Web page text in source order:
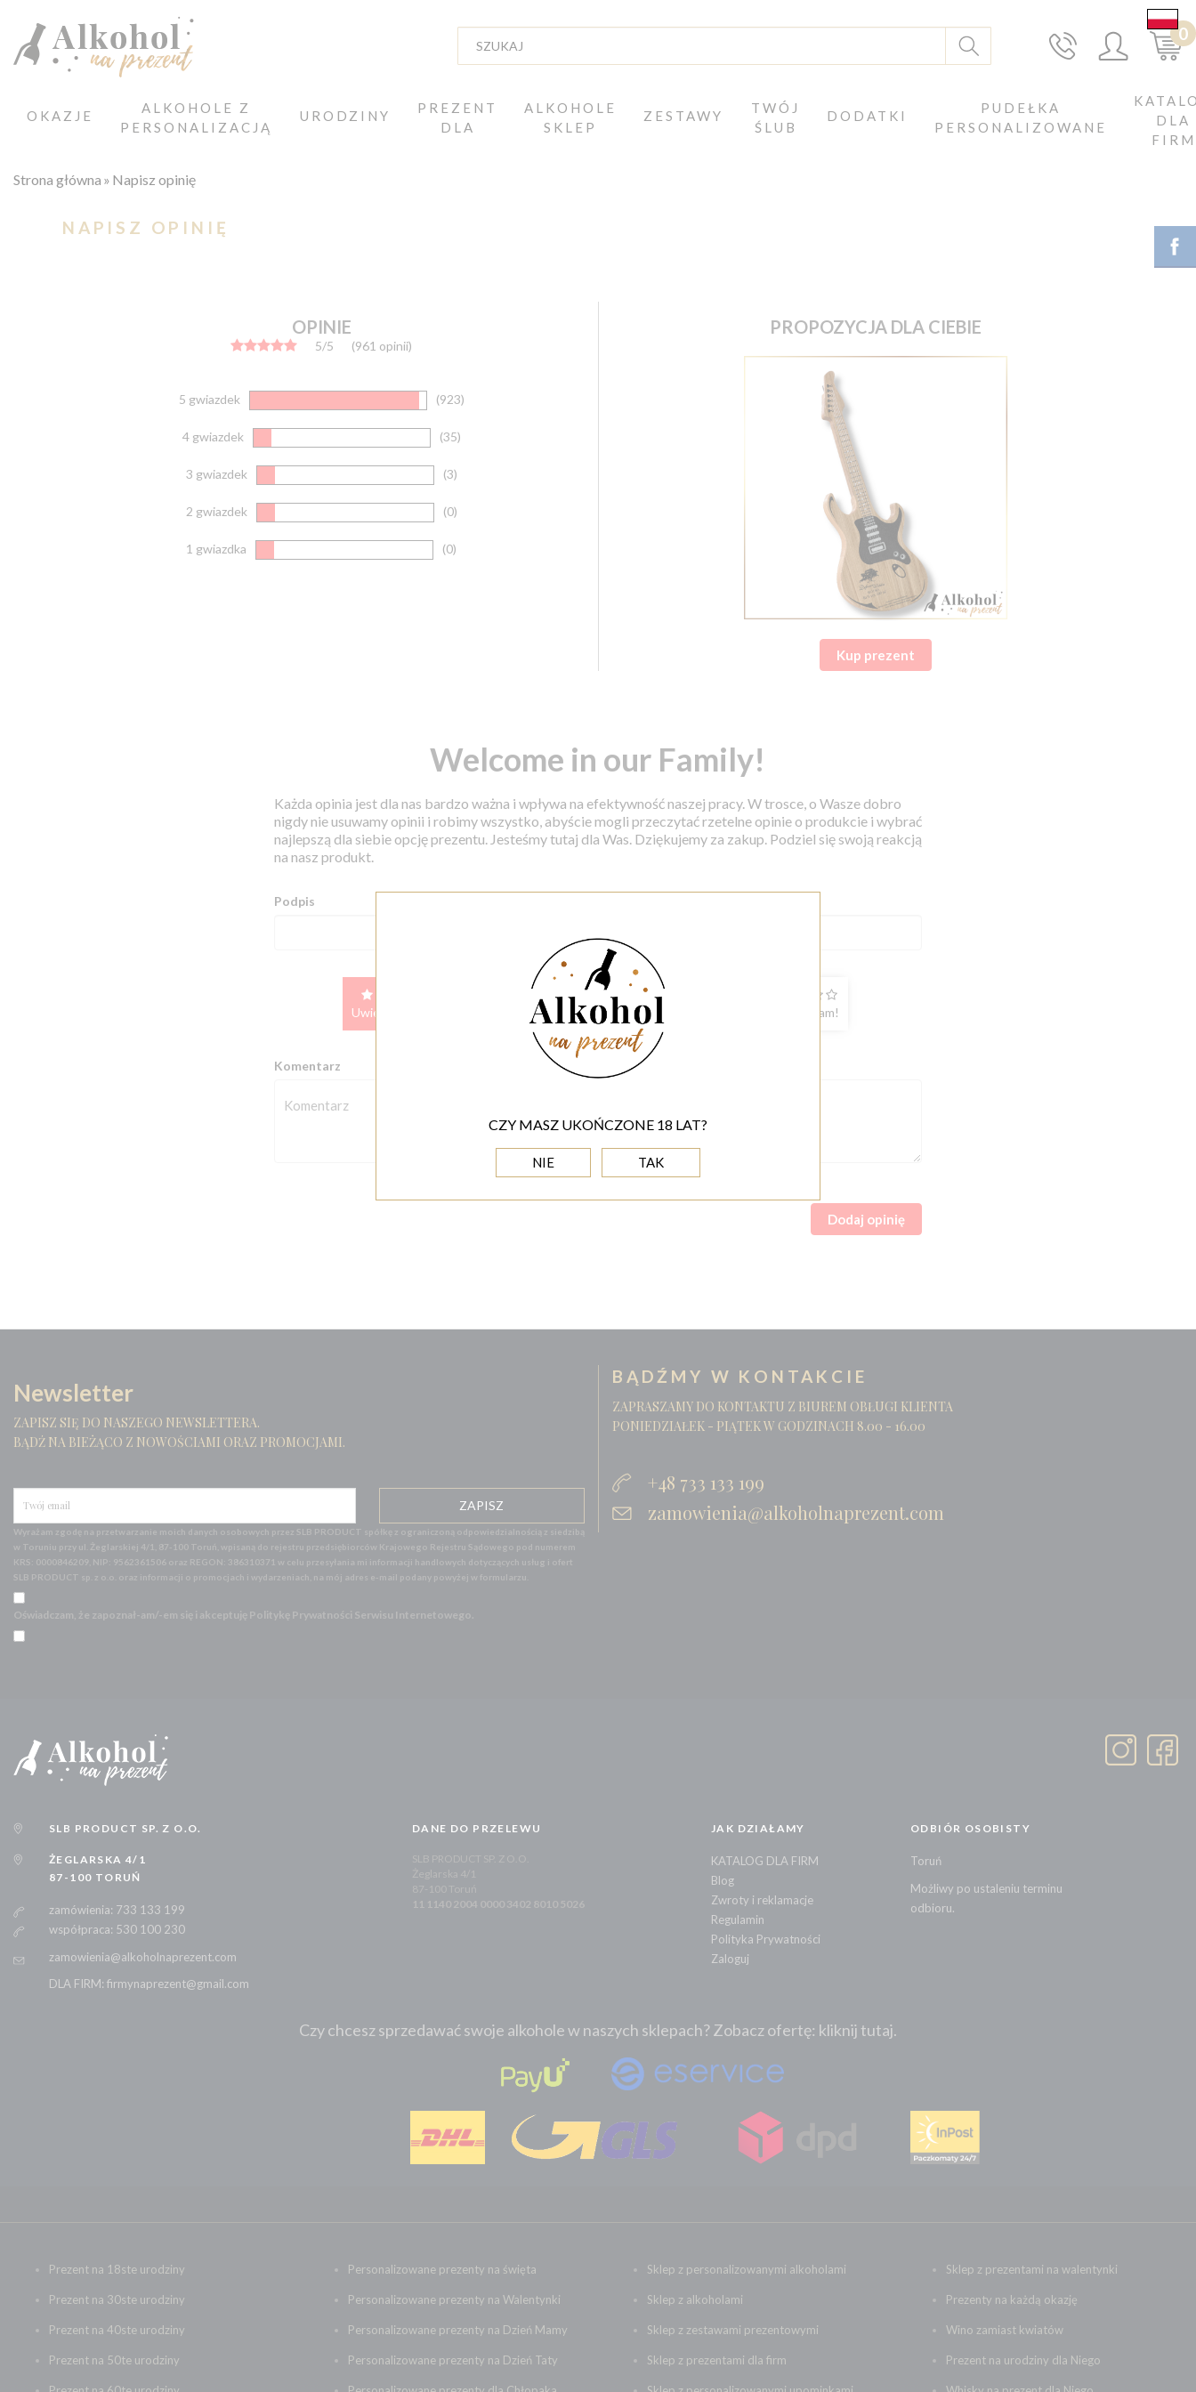
CZY MASZ UKOŃCZONE 18 LAT?
NIE TAK
0
OKAZJE ALKOHOLE Z
PERSONALIZACJĄ
URODZINY PREZENT
DLA
ALKOHOLE
SKLEP
ZESTAWY TWÓJ
ŚLUB
DODATKI PUDEŁKA
PERSONALIZOWANE DLA
FIRM
Strona główna Napisz opinię
NAPISZ OPINIĘ
OPINIE
5/5 (961 opinii)
5 gwiazdek (923)
4 gwiazdek (35)
3 gwiazdek (3)
2 gwiazdek (0)
1 gwiazdka (0)
PROPOZYCJA DLA CIEBIE
Kup prezent
Welcome in our Family!
Każda opinia jest dla nas bardzo ważna i wpływa na efektywność naszej pracy. W trosce, o Wasze dobro
nigdy nie usuwamy opinii i robimy wszystko, abyście mogli przeczytać rzetelne opinie o produkcie i wybrać
najlepszą dla siebie opcję prezentu. Jesteśmy tutaj dla Was. Dziękujemy za zakup. Podziel się swoją reakcją
na nasz produkt.
Podpis
Uwielbiam Was! Lubię Was! Jesteście ok! Nie polecam!
Komentarz
Dodaj opinię
Newsletter
ZAPISZ SIĘ DO NASZEGO NEWSLETTERA.
BĄDŹ NA BIEŻĄCO Z NOWOŚCIAMI ORAZ PROMOCJAMI.
Wyrażam zgodę na przetwarzanie moich danych osobowych przez SLB PRODUCT spółkę z ograniczoną odpowiedzialnością z siedzibą
w Toruniu przy ul. Żeglarskiej 4/1, 87-100 Toruń, wpisaną do rejestru przedsiębiorców Krajowego Rejestru Sądowego pod numerem
KRS: 0000846209, NIP: 9562361506 oraz REGON: 386310371 w celu przesyłania mi informacji handlowych dotyczących usług i ofert
SLB PRODUCT sp. z o.o. oraz informacji o promocjach i wydarzeniach, na mój adres e-mail podany powyżej w formularzu.
Oświadczam, że zapoznał-am/-em się i akceptuję Politykę Prywatności Serwisu Internetowego.
BĄDŹMY W KONTAKCIE
ZAPRASZAMY DO KONTAKTU Z BIUREM OBŁUGI KLIENTA
PONIEDZIAŁEK - PIĄTEK W GODZINACH 8.00 - 16.00
+48 733 133 199
zamowienia@alkoholnaprezent.com
SLB PRODUCT SP. Z O.O.
ŻEGLARSKA 4/1
87-100 TORUŃ
zamówienia: 733 133 199
współpraca: 530 100 230
zamowienia@alkoholnaprezent.com
DLA FIRM: firmynaprezent@gmail.com
DANE DO PRZELEWU
SLB PRODUCT SP. Z O.O.
Żeglarska 4/1
87-100 Toruń
11 1140 2004 0000 3402 8010 5026
JAK DZIAŁAMY
KATALOG DLA FIRM
Blog
Zwroty i reklamacje
Regulamin
Polityka Prywatności
Zaloguj
ODBIÓR OSOBISTY
Toruń
Możliwy po ustaleniu terminu
odbioru.
Czy chcesz sprzedawać swoje alkohole w naszych sklepach? Zobacz ofertę: kliknij tutaj.
Prezent na 18ste urodziny
Prezent na 30ste urodziny
Prezent na 40ste urodziny
Prezent na 50te urodziny
Personalizowane prezenty na święta
Personalizowane prezenty na Walentynki
Personalizowane prezenty na Dzień Mamy
Personalizowane prezenty na Dzień Taty
Sklep z personalizowanymi alkoholami
Sklep z alkoholami
Sklep z zestawami prezentowymi
Sklep z prezentami dla firm
Sklep z prezentami na walentynki
Prezenty na każdą okazję
Wino zamiast kwiatów
Prezent na urodziny dla Niego